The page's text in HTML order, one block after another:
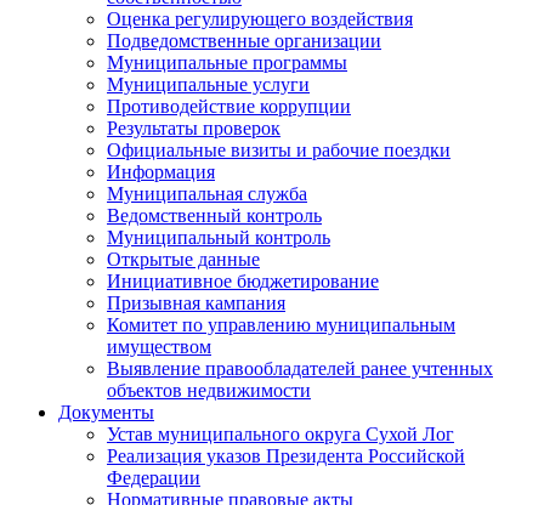
Оценка регулирующего воздействия
Подведомственные организации
Муниципальные программы
Муниципальные услуги
Противодействие коррупции
Результаты проверок
Официальные визиты и рабочие поездки
Информация
Муниципальная служба
Ведомственный контроль
Муниципальный контроль
Открытые данные
Инициативное бюджетирование
Призывная кампания
Комитет по управлению муниципальным
имуществом
Выявление правообладателей ранее учтенных
объектов недвижимости
Документы
Устав муниципального округа Сухой Лог
Реализация указов Президента Российской
Федерации
Нормативные правовые акты